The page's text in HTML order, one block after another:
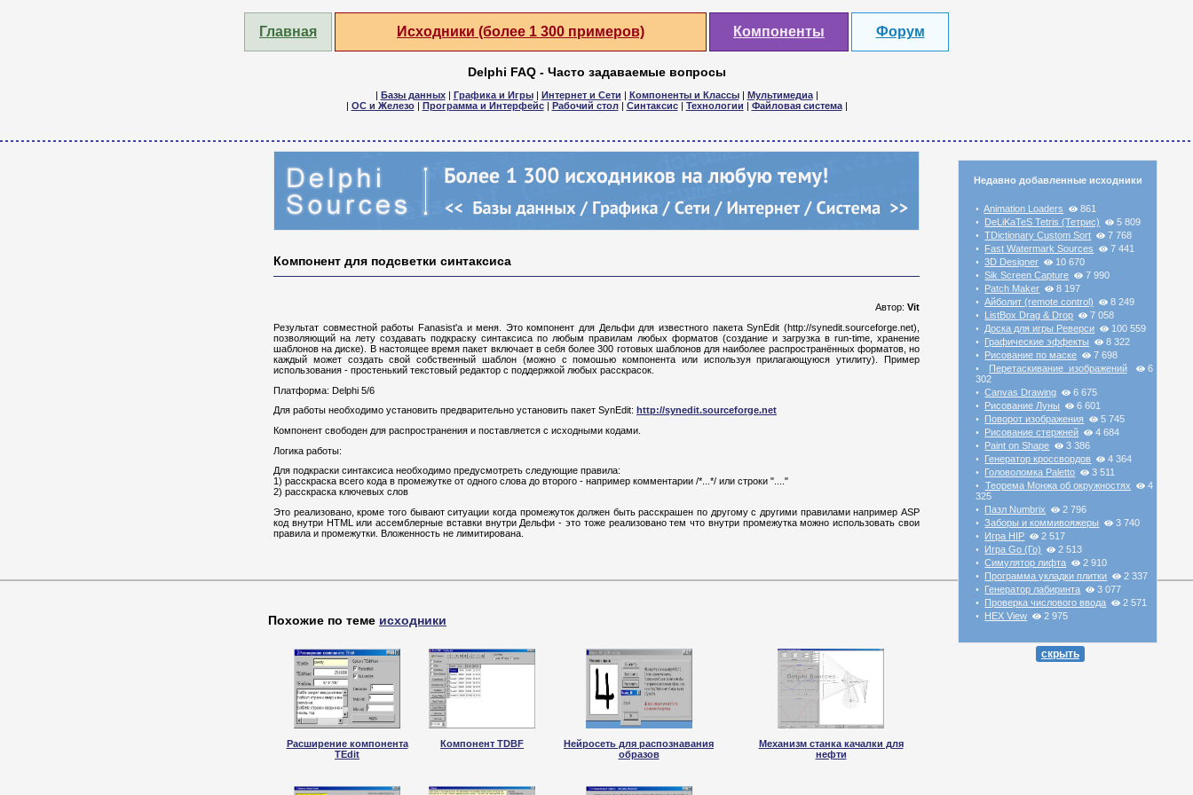
Недавно добавленные исходники
• Animation Loaders 861
• DeLiKaTeS Tetris (Тетрис) 5 809
• TDictionary Custom Sort 7 768
• Fast Watermark Sources 7 441
• 3D Designer 10 670
• Sik Screen Capture 7 990
• Patch Maker 8 197
• Айболит (remote control) 8 249
• ListBox Drag & Drop 7 058
• Доска для игры Реверси 100 559
• Графические эффекты 8 322
• Рисование по маске 7 698
• Перетаскивание изображений
6
302
• Canvas Drawing 6 675
• Рисование Луны 6 601
• Поворот изображения 5 745
• Рисование стержней 4 684
• Paint on Shape 3 386
• Генератор кроссвордов 4 364
• Головоломка Paletto 3 511
• Теорема Монжа об окружностях
4
325
• Пазл Numbrix 2 796
• Заборы и коммивояжеры 3 740
• Игра HIP 2 517
• Игра Go (Го) 2 513
• Симулятор лифта 2 910
• Программа укладки плитки 2 337
• Генератор лабиринта 3 077
• Проверка числового ввода 2 571
• HEX View 2 975
скрыть
Главная Исходники (более 1 300 примеров) Компоненты Форум
Delphi FAQ - Часто задаваемые вопросы
| Базы данных| Графика и Игры| Интернет и Сети | Компоненты и Классы| Мультимедиа|
| ОС и Железо| Программа и Интерфейс| Рабочий стол| Синтаксис| Технологии | Файловая система|
Компонент для подсветки синтаксиса
Автор: Vit
Результат совместной работы Fanasist'а и меня. Это компонент для Дельфи для известного пакета SynEdit (http://synedit.sourceforge.net),
позволяющий на лету создавать подкраску синтаксиса по любым правилам любых форматов (создание и загрузка в run-time, хранение
шаблонов на диске). В настоящее время пакет включает в себя более 300 готовых шаблонов для наиболее распространённых форматов, но
каждый может создать свой собственный шаблон (можно с помошью компонента или используя прилагающуюся утилиту). Пример
использования - простенький текстовый редактор с поддержкой любых расскрасок.
Платформа: Delphi 5/6
Для работы необходимо установить предварительно установить пакет SynEdit: http://synedit.sourceforge.net
Компонент свободен для распространения и поставляется с исходными кодами.
Логика работы:
Для подкраски синтаксиса необходимо предусмотреть следующие правила:
1) расскраска всего кода в промежутке от одного слова до второго - например комментарии /*...*/ или строки "...."
2) расскраска ключевых слов
Это реализовано, кроме того бывают ситуации когда промежуток должен быть расскрашен по другому с другими правилами например ASP
код внутри HTML или ассемблерные вставки внутри Дельфи - это тоже реализовано тем что внутри промежутка можно использовать свои
правила и промежутки. Вложенность не лимитирована.
Похожие по теме исходники
Расширение компонента
TEdit
Компонент TDBF
Нейросеть для распознавания
образов
Механизм станка качалки для
нефти